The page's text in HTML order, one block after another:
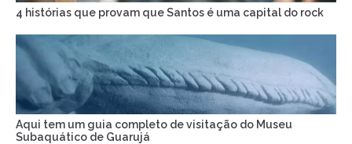
4 histórias que provam que Santos é uma capital do rock
Aqui tem um guia completo de visitação do Museu
Subaquático de Guarujá